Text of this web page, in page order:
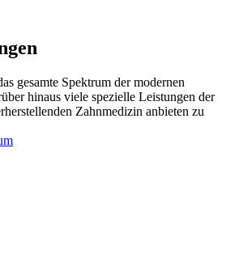
gesamte Spektrum der modernen
hinaus viele spezielle Leistungen der
Zahnmedizin anbieten zu